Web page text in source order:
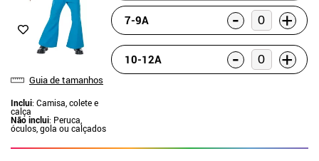
Guia de tamanhos
Inclui: Camisa, colete e
calça
Não inclui: Peruca,
óculos, gola ou calçados
7-9A - +
10-12A - +